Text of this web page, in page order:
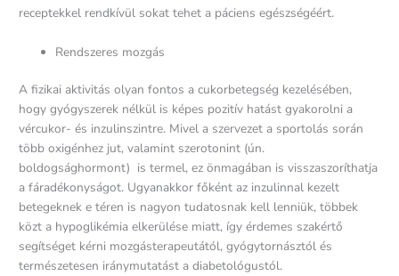
receptekkel rendkívül sokat tehet a páciens egészségéért.
Rendszeres mozgás
A fizikai aktivitás olyan fontos a cukorbetegség kezelésében,
hogy gyógyszerek nélkül is képes pozitív hatást gyakorolni a
vércukor- és inzulinszintre. Mivel a szervezet a sportolás során
több oxigénhez jut, valamint szerotonint (ún.
boldogsághormont) is termel, ez önmagában is visszaszoríthatja
a fáradékonyságot. Ugyanakkor főként az inzulinnal kezelt
betegeknek e téren is nagyon tudatosnak kell lenniük, többek
közt a hypoglikémia elkerülése miatt, így érdemes szakértő
segítséget kérni mozgásterapeutától, gyógytornásztól és
természetesen iránymutatást a diabetológustól.